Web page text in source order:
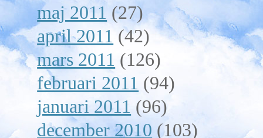
maj 2011 (27)
april 2011 (42)
mars 2011 (126)
februari 2011 (94)
januari 2011 (96)
december 2010 (103)